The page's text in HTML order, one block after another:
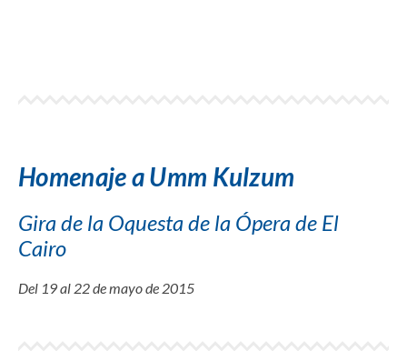
Homenaje a Umm Kulzum
Gira de la Oquesta de la Ópera de El
Cairo
Del 19 al 22 de mayo de 2015